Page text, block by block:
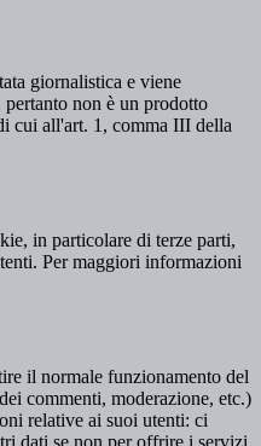
giornalistica e viene
non è un prodotto
cui all'art. 1, comma III della
in particolare di terze parti,
Per maggiori informazioni
il normale funzionamento del
commenti, moderazione, etc.)
relative ai suoi utenti: ci